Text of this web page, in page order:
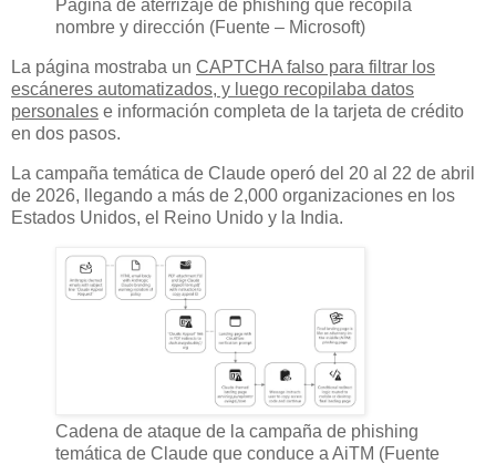
Página de aterrizaje de phishing que recopila
nombre y dirección (Fuente – Microsoft)
La página mostraba un CAPTCHA falso para filtrar los
escáneres automatizados, y luego recopilaba datos
personales e información completa de la tarjeta de crédito
en dos pasos.
La campaña temática de Claude operó del 20 al 22 de abril
de 2026, llegando a más de 2,000 organizaciones en los
Estados Unidos, el Reino Unido y la India.
Cadena de ataque de la campaña de phishing
temática de Claude que conduce a AiTM (Fuente